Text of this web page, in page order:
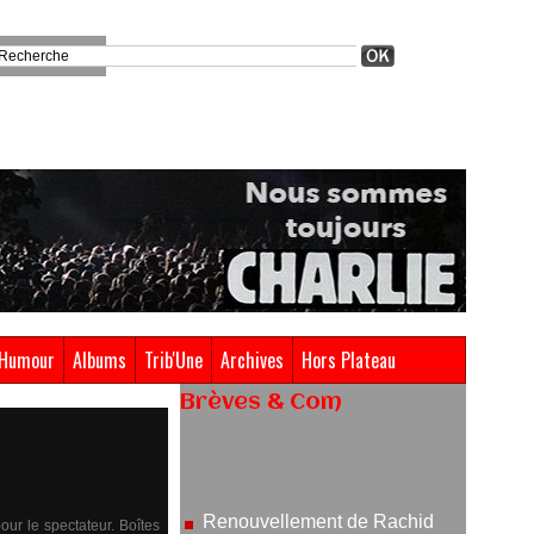
Humour Albums Trib'Une Archives Hors Plateau
le spectateur. Boîtes
Brèves & Com
05/08/2026